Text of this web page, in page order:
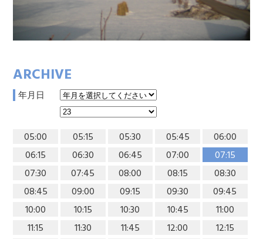
ARCHIVE
年月日
05:00 05:15 05:30 05:45
06:00
06:15
06:30 06:45 07:00
07:15
07:30
07:45 08:00 08:15
08:30
08:45
09:00 09:15 09:30
09:45
10:00
10:15 10:30 10:45
11:00
11:15
11:30 11:45 12:00
12:15